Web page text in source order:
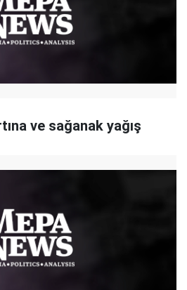
ve sağanak yağış